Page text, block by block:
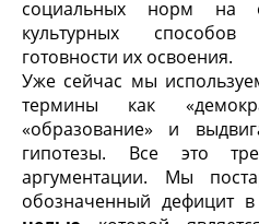
социальных норм на
культурных
готовности их освоения.
Уже сейчас мы
термины как
«образование» и
гипотезы. Все это
аргументации. Мы
обозначенный дефицит